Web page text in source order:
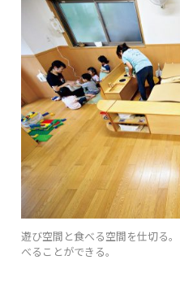
遊び空間と食べる空間を仕切る
べることができる。